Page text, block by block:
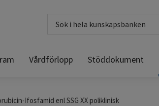
Vårdförlopp Stöddokument
Ifosfamid enl SSG XX poliklinisk